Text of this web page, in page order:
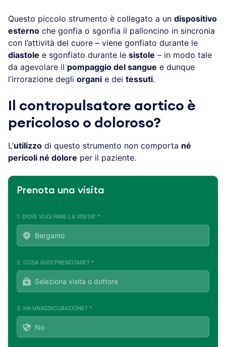
Questo piccolo strumento è collegato a un dispositivo
esterno che gonfia o sgonfia il palloncino in sincronia
con l’attività del cuore – viene gonfiato durante le
diastole e sgonfiato durante le sistole – in modo tale
da agevolare il pompaggio del sangue e dunque
l’irrorazione degli organi e dei tessuti.
Il contropulsatore aortico è
pericoloso o doloroso?
L’utilizzo di questo strumento non comporta né
pericoli né dolore per il paziente.
Prenota una visita
1. DOVE VUOI FARE LA VISITA? *
2. COSA VUOI PRENOTARE? *
3. HA UN'ASSICURAZIONE? *